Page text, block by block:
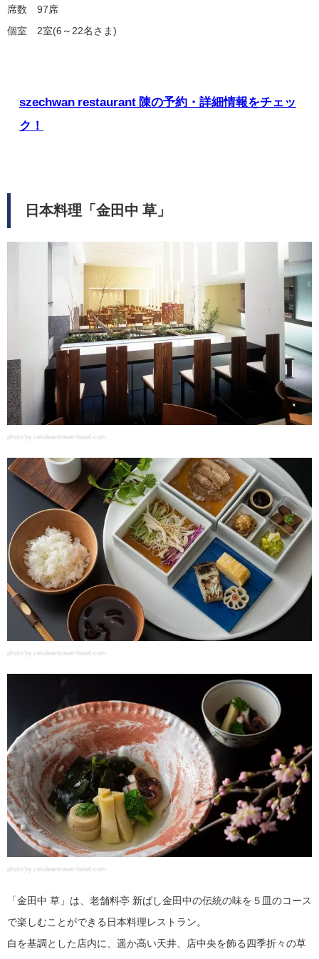
席数 97席
個室 2室(6～22名さま)
szechwan restaurant 陳の予約・詳細情報をチェッ
ク！
日本料理「金田中 草」
photo by ceruleantower-hotel.com
photo by ceruleantower-hotel.com
photo by ceruleantower-hotel.com
「金田中 草」は、老舗料亭 新ばし金田中の伝統の味を５皿のコース
で楽しむことができる日本料理レストラン。
白を基調とした店内に、遥か高い天井、店中央を飾る四季折々の草